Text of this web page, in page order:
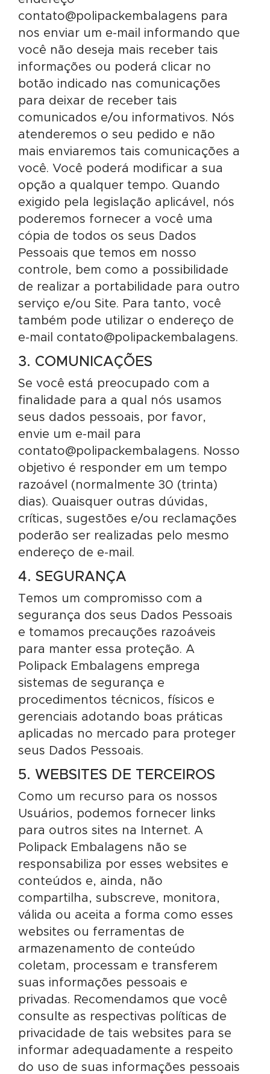
contato@polipackembalagens para
nos enviar um e-mail informando que
você não deseja mais receber tais
informações ou poderá clicar no
botão indicado nas comunicações
para deixar de receber tais
comunicados e/ou informativos. Nós
atenderemos o seu pedido e não
mais enviaremos tais comunicações a
você. Você poderá modificar a sua
opção a qualquer tempo. Quando
exigido pela legislação aplicável, nós
poderemos fornecer a você uma
cópia de todos os seus Dados
Pessoais que temos em nosso
controle, bem como a possibilidade
de realizar a portabilidade para outro
serviço e/ou Site. Para tanto, você
também pode utilizar o endereço de
e-mail contato@polipackembalagens.
3. COMUNICAÇÕES
Se você está preocupado com a
finalidade para a qual nós usamos
seus dados pessoais, por favor,
envie um e-mail para
contato@polipackembalagens. Nosso
objetivo é responder em um tempo
razoável (normalmente 30 (trinta)
dias). Quaisquer outras dúvidas,
críticas, sugestões e/ou reclamações
poderão ser realizadas pelo mesmo
endereço de e-mail.
4. SEGURANÇA
Temos um compromisso com a
segurança dos seus Dados Pessoais
e tomamos precauções razoáveis
para manter essa proteção. A
Polipack Embalagens emprega
sistemas de segurança e
procedimentos técnicos, físicos e
gerenciais adotando boas práticas
aplicadas no mercado para proteger
seus Dados Pessoais.
5. WEBSITES DE TERCEIROS
Como um recurso para os nossos
Usuários, podemos fornecer links
para outros sites na Internet. A
Polipack Embalagens não se
responsabiliza por esses websites e
conteúdos e, ainda, não
compartilha, subscreve, monitora,
válida ou aceita a forma como esses
websites ou ferramentas de
armazenamento de conteúdo
coletam, processam e transferem
suas informações pessoais e
privadas. Recomendamos que você
consulte as respectivas políticas de
privacidade de tais websites para se
informar adequadamente a respeito
do uso de suas informações pessoais